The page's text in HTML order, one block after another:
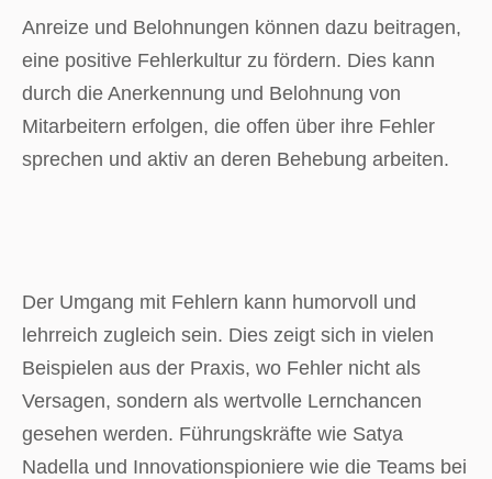
Anreize und Belohnungen können dazu beitragen,
eine positive Fehlerkultur zu fördern. Dies kann
durch die Anerkennung und Belohnung von
Mitarbeitern erfolgen, die offen über ihre Fehler
sprechen und aktiv an deren Behebung arbeiten.
Der Umgang mit Fehlern kann humorvoll und
lehrreich zugleich sein. Dies zeigt sich in vielen
Beispielen aus der Praxis, wo Fehler nicht als
Versagen, sondern als wertvolle Lernchancen
gesehen werden. Führungskräfte wie Satya
Nadella und Innovationspioniere wie die Teams bei